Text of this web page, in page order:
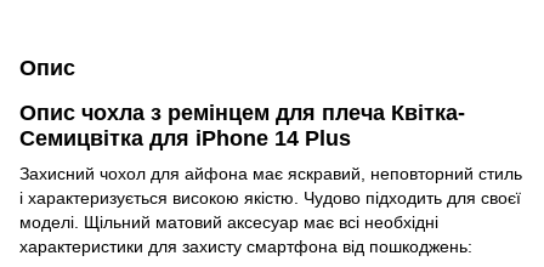
Опис
Опис чохла з ремінцем для плеча Квітка-
Семицвітка для iPhone 14 Plus
Захисний чохол для айфона має яскравий, неповторний стиль
і характеризується високою якістю. Чудово підходить для своєї
моделі. Щільний матовий аксесуар має всі необхідні
характеристики для захисту смартфона від пошкоджень: